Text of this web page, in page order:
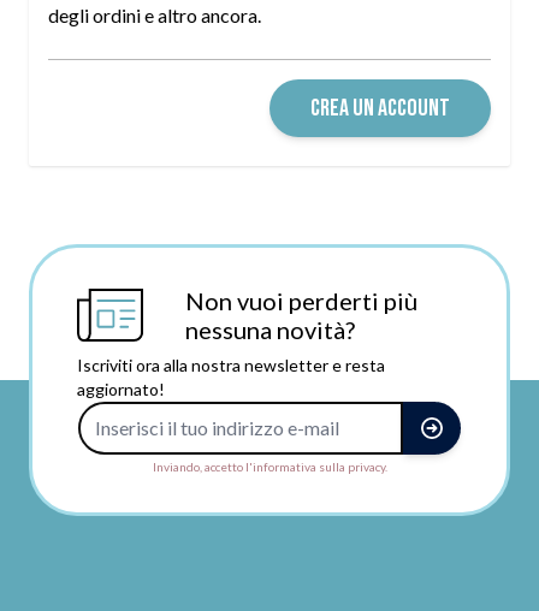
degli ordini e altro ancora.
CREA UN ACCOUNT
Non vuoi perderti più
nessuna novità?
Iscriviti ora alla nostra newsletter e resta
aggiornato!
Inviando, accetto l'informativa sulla privacy.